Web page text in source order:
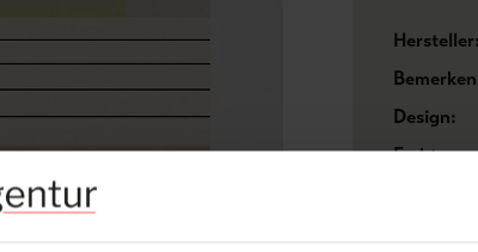
Hersteller:
Design:
Farbton: